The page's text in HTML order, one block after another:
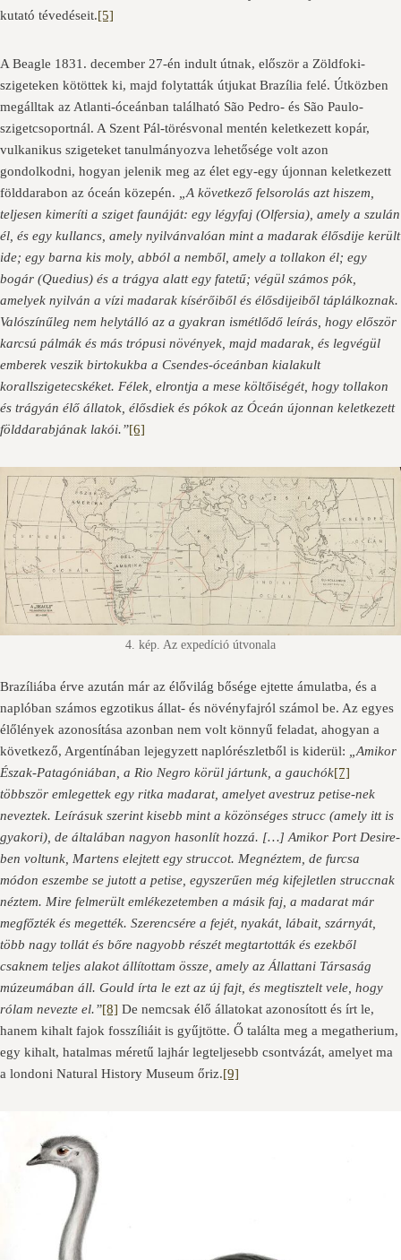
kutató tévedéseit.[5]
A Beagle 1831. december 27-én indult útnak, először a Zöldfoki-
szigeteken kötöttek ki, majd folytatták útjukat Brazília felé. Útközben
megálltak az Atlanti-óceánban található São Pedro- és São Paulo-
szigetcsoportnál. A Szent Pál-törésvonal mentén keletkezett kopár,
vulkanikus szigeteket tanulmányozva lehetősége volt azon
gondolkodni, hogyan jelenik meg az élet egy-egy újonnan keletkezett
földdarabon az óceán közepén.
„A következő felsorolás azt hiszem,
teljesen kimeríti a sziget faunáját: egy légyfaj (Olfersia), amely a szulán
él, és egy kullancs, amely nyilvánvalóan mint a madarak élősdije került
ide; egy barna kis moly, abból a nemből, amely a tollakon él; egy
bogár (Quedius) és a trágya alatt egy fatetű; végül számos pók,
amelyek nyilván a vízi madarak kísérőiből és élősdijeiből táplálkoznak.
Valószínűleg nem helytálló az a gyakran ismétlődő leírás, hogy először
karcsú pálmák és más trópusi növények, majd madarak, és legvégül
emberek veszik birtokukba a Csendes-óceánban kialakult
korallszigetecskéket. Félek, elrontja a mese költőiségét, hogy tollakon
és trágyán élő állatok, élősdiek és pókok az Óceán újonnan keletkezett
földdarabjának lakói.”[6]
4. kép. Az expedíció útvonala
Brazíliába érve azután már az élővilág bősége ejtette ámulatba, és a
naplóban számos egzotikus állat- és növényfajról számol be. Az egyes
élőlények azonosítása azonban nem volt könnyű feladat, ahogyan a
következő, Argentínában lejegyzett naplórészletből is kiderül:
„Amikor
Észak-Patagóniában, a Rio Negro körül jártunk, a gauchók[7]
többször emlegettek egy ritka madarat, amelyet avestruz petise-nek
neveztek. Leírásuk szerint kisebb mint a közönséges strucc (amely itt is
gyakori), de általában nagyon hasonlít hozzá. […] Amikor Port Desire-
ben voltunk, Martens elejtett egy struccot. Megnéztem, de furcsa
módon eszembe se jutott a petise, egyszerűen még kifejletlen struccnak
néztem. Mire felmerült emlékezetemben a másik faj, a madarat már
megfőzték és megették. Szerencsére a fejét, nyakát, lábait, szárnyát,
több nagy tollát és bőre nagyobb részét megtartották és ezekből
csaknem teljes alakot állítottam össze, amely az Állattani Társaság
múzeumában áll. Gould írta le ezt az új fajt, és megtisztelt vele, hogy
rólam nevezte el.”[8] De nemcsak élő állatokat azonosított és írt le,
hanem kihalt fajok fosszíliáit is gyűjtötte. Ő találta meg a megatherium,
egy kihalt, hatalmas méretű lajhár legteljesebb csontvázát, amelyet ma
a londoni Natural History Museum őriz.[9]